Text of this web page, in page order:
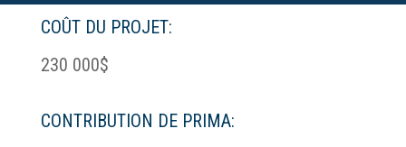
COÛT DU PROJET:
230 000$
CONTRIBUTION DE PRIMA: